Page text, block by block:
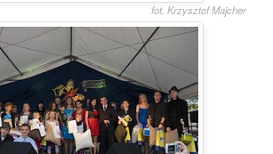
fot. Krzysztof Majcher